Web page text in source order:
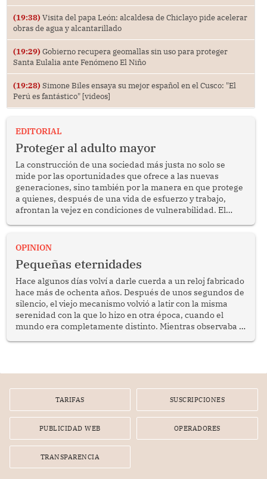
(19:38) Visita del papa León: alcaldesa de Chiclayo pide acelerar
obras de agua y alcantarillado
(19:29) Gobierno recupera geomallas sin uso para proteger
Santa Eulalia ante Fenómeno El Niño
(19:28) Simone Biles ensaya su mejor español en el Cusco: "El
Perú es fantástico" [videos]
EDITORIAL
Proteger al adulto mayor
La construcción de una sociedad más justa no solo se
mide por las oportunidades que ofrece a las nuevas
generaciones, sino también por la manera en que protege
a quienes, después de una vida de esfuerzo y trabajo,
afrontan la vejez en condiciones de vulnerabilidad. El
bimestrales el subsidio que reciben los beneficiarios del
reflexionar sobre la importancia de fortalecer las políticas
públicas dirigidas a los adultos mayores en pobreza.
OPINION
Pequeñas eternidades
Hace algunos días volví a darle cuerda a un reloj fabricado
hace más de ochenta años. Después de unos segundos de
silencio, el viejo mecanismo volvió a latir con la misma
serenidad con la que lo hizo en otra época, cuando el
mundo era completamente distinto. Mientras observaba el
TARIFAS SUSCRIPCIONES
PUBLICIDAD WEB OPERADORES
TRANSPARENCIA